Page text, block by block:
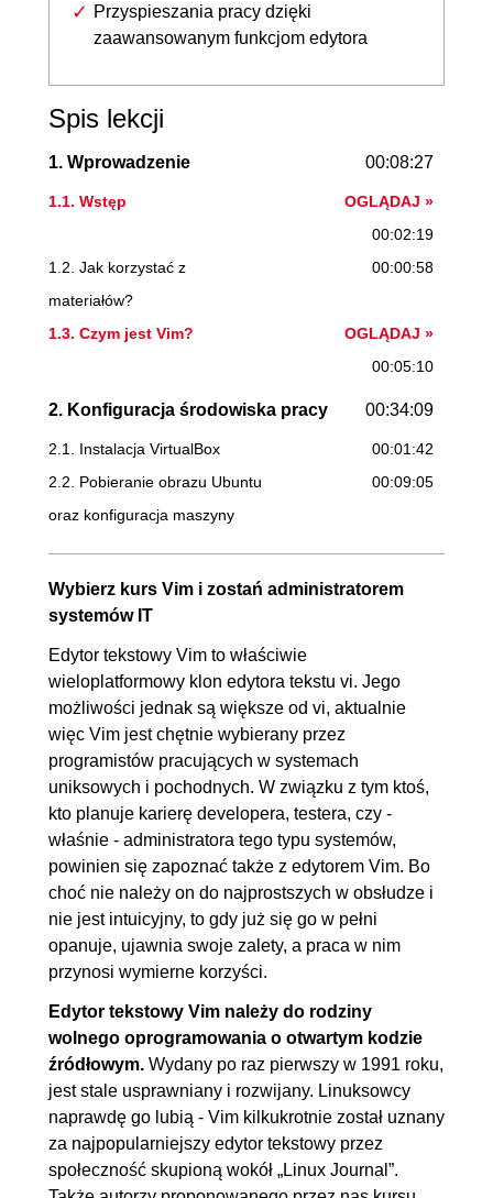
Przyspieszania pracy dzięki
zaawansowanym funkcjom edytora
Spis lekcji
1. Wprowadzenie 00:08:27
1.1. Wstęp
OGLĄDAJ »
00:02:19
1.2. Jak korzystać z
materiałów?
00:00:58
1.3. Czym jest Vim?
OGLĄDAJ »
00:05:10
2. Konfiguracja środowiska pracy 00:34:09
2.1. Instalacja VirtualBox
00:01:42
2.2. Pobieranie obrazu Ubuntu
oraz konfiguracja maszyny
00:09:05
2.3. Instalacja Ubuntu
2.4. Podłączanie przez SSH do
maszyny wirtualnej
2.5. WSL w Windowsie -
alternatywa dla maszyny
wirtualnej
00:03:46
2.6. Podsumowanie 00:02:04
3. Edytor Vim cz. 1 01:41:21
3.1. Instalacja Vim w
środowisku Linux
00:04:53
3.2. Instalacja Vim w
środowisku Windows
00:02:41
3.4. Tryby pracy w Vimie
3.5. Manipulacja tekstem cz. 1
00:14:19
3.6. Manipulacja tekstem cz. 2
00:07:49
3.7. Manipulacja tekstem cz. 3
00:06:06
3.8. Więcej o poruszaniu się w
Vimie
Wybierz kurs Vim i zostań administratorem
systemów IT
Edytor tekstowy Vim to właściwie
wieloplatformowy klon edytora tekstu vi. Jego
możliwości jednak są większe od vi, aktualnie
więc Vim jest chętnie wybierany przez
programistów pracujących w systemach
uniksowych i pochodnych. W związku z tym ktoś,
kto planuje karierę developera, testera, czy -
właśnie - administratora tego typu systemów,
powinien się zapoznać także z edytorem Vim. Bo
choć nie należy on do najprostszych w obsłudze i
nie jest intuicyjny, to gdy już się go w pełni
opanuje, ujawnia swoje zalety, a praca w nim
przynosi wymierne korzyści.
Edytor tekstowy Vim należy do rodziny
wolnego oprogramowania o otwartym kodzie
źródłowym. Wydany po raz pierwszy w 1991 roku,
jest stale usprawniany i rozwijany. Linuksowcy
naprawdę go lubią - Vim kilkukrotnie został uznany
za najpopularniejszy edytor tekstowy przez
społeczność skupioną wokół „Linux Journal”.